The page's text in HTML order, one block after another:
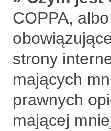
COPPA,
strony
mających
prawnych
mającej